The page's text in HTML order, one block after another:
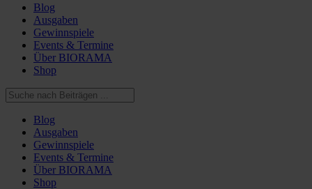
Blog
Ausgaben
Gewinnspiele
Events & Termine
Über BIORAMA
Shop
Blog
Ausgaben
Gewinnspiele
Events & Termine
Über BIORAMA
Shop